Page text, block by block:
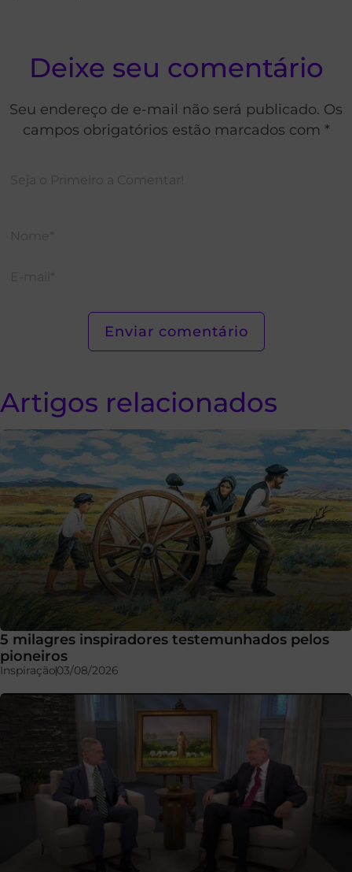
Deixe seu comentário
Seu endereço de e-mail não será publicado. Os
campos obrigatórios estão marcados com *
Artigos relacionados
5 milagres inspiradores testemunhados pelos
pioneiros
Inspiração03/08/2026